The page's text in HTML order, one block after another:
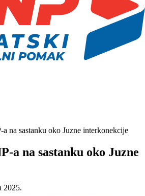
na sastanku oko Juzne interkonekcije
a na sastanku oko Juzne
2025.